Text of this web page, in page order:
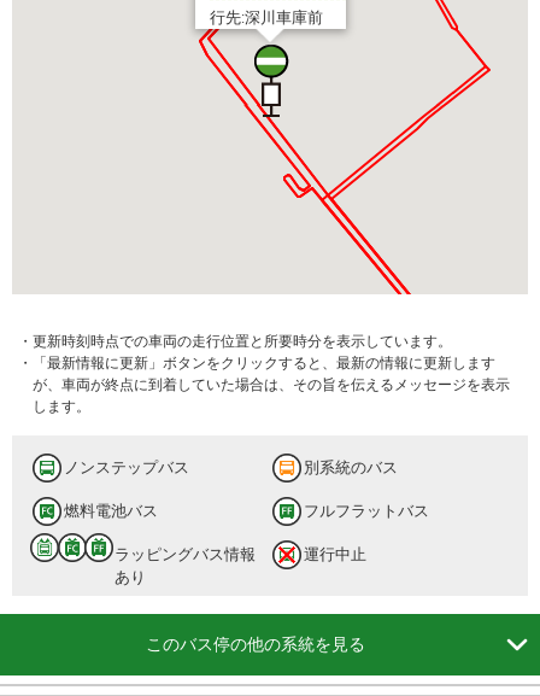
行先:深川車庫前
・更新時刻時点での車両の走行位置と所要時分を表示しています。
・「最新情報に更新」ボタンをクリックすると、最新の情報に更新します
が、車両が終点に到着していた場合は、その旨を伝えるメッセージを表示
します。
ノンステップバス 別系統のバス
燃料電池バス フルフラットバス
ラッピングバス情報
あり
運行中止
このバス停の他の系統を見る 